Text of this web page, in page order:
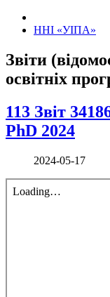
ННІ «УІПА»
Звіти
освітніх
113 Звіт
PhD 2024
2024-05-17